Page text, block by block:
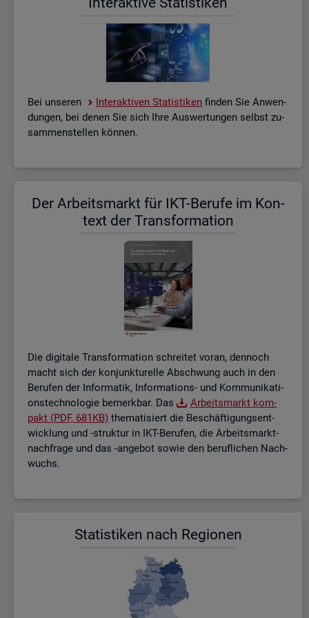
Bei un­se­ren In­ter­ak­ti­ven Sta­tis­ti­ken fin­den Sie An­wen­
dun­gen, bei denen Sie sich Ihre Aus­wer­tun­gen selbst zu­
sam­men­stel­len kön­nen.
Der Ar­beits­markt für IKT-Be­ru­fe im Kon­
text der Trans­for­ma­ti­on
Die di­gi­ta­le Trans­for­ma­ti­on schrei­tet voran, den­noch
macht sich der kon­junk­tu­rel­le Ab­schwung auch in den
Be­ru­fen der In­for­ma­tik, In­for­ma­ti­ons- und Kom­mu­ni­ka­ti­
ons­tech­no­lo­gie be­merk­bar. Das
Ar­beits­markt kom­
pakt (PDF, 681KB) the­ma­ti­siert die Be­schäf­ti­gungs­ent­
wick­lung und -struk­tur in IKT-Be­ru­fen, die Ar­beits­markt­
nach­fra­ge und das -an­ge­bot sowie den be­ruf­li­chen Nach­
wuchs.
Sta­tis­ti­ken nach Re­gio­nen